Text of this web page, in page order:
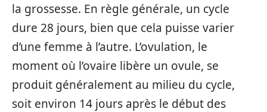
la grossesse. En règle générale, un cycle
dure 28 jours, bien que cela puisse varier
d’une femme à l’autre. L’ovulation, le
moment où l’ovaire libère un ovule, se
produit généralement au milieu du cycle,
soit environ 14 jours après le début des